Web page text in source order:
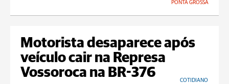
PONTA GROSSA
Motorista desaparece após
veículo cair na Represa
Vossoroca na BR-376
COTIDIANO